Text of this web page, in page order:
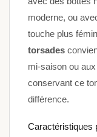
moderne, ou
touche plus
torsades
mi-saison ou
conservant ce
différence.
Caractéristiques